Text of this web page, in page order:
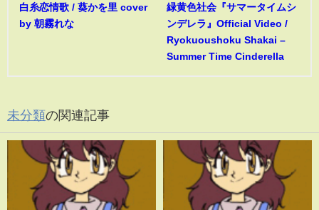
白糸恋情歌 / 葵かを里 cover
by 朝霧れな
緑黄色社会『サマータイムシ
ンデレラ』Official Video /
Ryokuoushoku Shakai –
Summer Time Cinderella
未分類の関連記事